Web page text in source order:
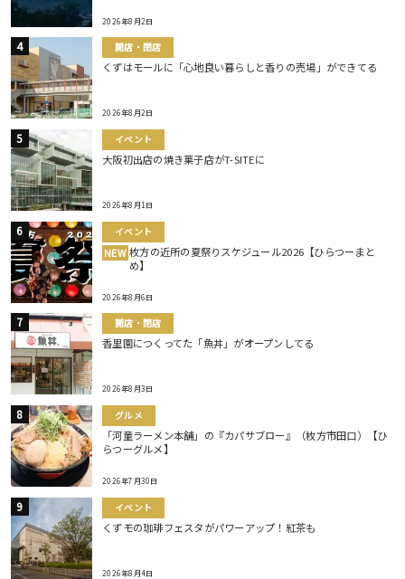
2026年8月2日
開店・閉店
くずはモールに「心地良い暮らしと香りの売場」ができてる
2026年8月2日
イベント
大阪初出店の焼き菓子店がT-SITEに
2026年8月1日
イベント
NEW 枚方の近所の夏祭りスケジュール2026【ひらつーまと
め】
2026年8月6日
開店・閉店
香里園につくってた「魚丼」がオープンしてる
2026年8月3日
グルメ
「河童ラーメン本舗」の『カパサブロー』（枚方市田口）【ひ
らつーグルメ】
2026年7月30日
イベント
くずモの珈琲フェスタがパワーアップ！紅茶も
2026年8月4日